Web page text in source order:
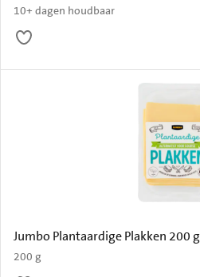
10+ dagen houdbaar
Jumbo Plantaardige Plakken 200 g
200 g